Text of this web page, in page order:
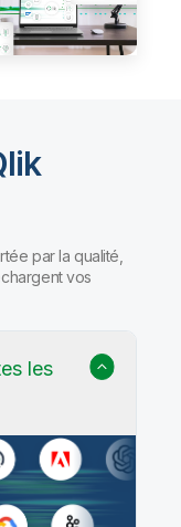
par la qualité,
vos
les